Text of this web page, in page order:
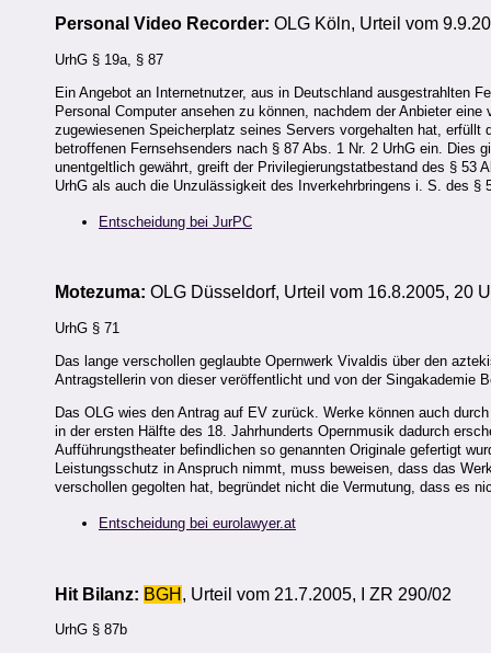
Personal Video Recorder: OLG Köln, Urteil vom
UrhG § 19a, § 87
Ein Angebot an Internetnutzer, aus in Deutschland ausgestrahlten
Personal Computer ansehen zu können, nachdem der Anbieter
zugewiesenen Speicherplatz seines Servers vorgehalten hat,
betroffenen Fernsehsenders nach § 87 Abs. 1 Nr. 2 UrhG ein. Dies
unentgeltlich gewährt, greift der Privilegierungstatbestand des §
UrhG als auch die Unzulässigkeit des Inverkehrbringens i. S. des §
Entscheidung bei JurPC
Motezuma: OLG Düsseldorf, Urteil vom 16.8.2005, 20
UrhG § 71
Das lange verschollen geglaubte Opernwerk Vivaldis über den
Antragstellerin von dieser veröffentlicht und von der Singakademie
Das OLG wies den Antrag auf EV zurück. Werke können auch
in der ersten Hälfte des 18. Jahrhunderts Opernmusik dadurch
Aufführungstheater befindlichen so genannten Originale gefertigt
Leistungsschutz in Anspruch nimmt, muss beweisen, dass das
verschollen gegolten hat, begründet nicht die Vermutung, dass es
Entscheidung bei eurolawyer.at
Hit Bilanz: BGH , Urteil vom 21.7.2005, I ZR 290/02
UrhG § 87b